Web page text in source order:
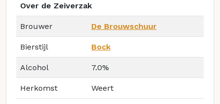
Over de Zeiverzak
Brouwer De Brouwschuur
Bierstijl Bock
Alcohol 7.0%
Herkomst Weert